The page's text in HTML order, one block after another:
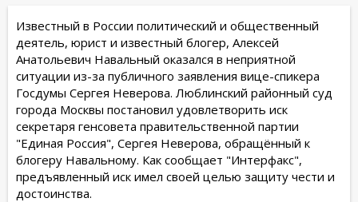
Известный в России политический и общественный
деятель, юрист и известный блогер, Алексей
Анатольевич Навальный оказался в неприятной
ситуации из-за публичного заявления вице-спикера
Госдумы Сергея Неверова. Люблинский районный суд
города Москвы постановил удовлетворить иск
секретаря генсовета правительственной партии
"Единая Россия", Сергея Неверова, обращённый к
блогеру Навальному. Как сообщает "Интерфакс",
предъявленный иск имел своей целью защиту чести и
достоинства.